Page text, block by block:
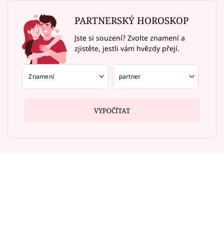
PARTNERSKÝ HOROSKOP
Jste si souzení? Zvolte znamení a
zjistěte, jestli vám hvězdy přejí.
VYPOČÍTAT